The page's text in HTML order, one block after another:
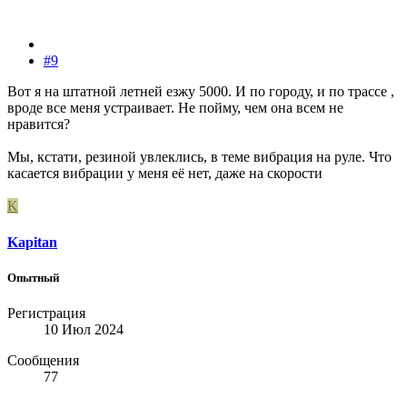
#9
Вот я на штатной летней езжу 5000. И по городу, и по трассе ,
вроде все меня устраивает. Не пойму, чем она всем не
нравится?
Мы, кстати, резиной увлеклись, в теме вибрация на руле. Что
касается вибрации у меня её нет, даже на скорости
K
Kapitan
Опытный
Регистрация
10 Июл 2024
Сообщения
77